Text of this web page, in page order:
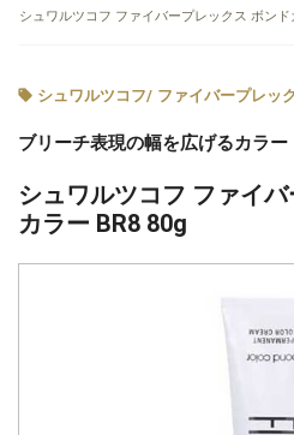
シュワルツコフ ファイバープレックス ボンド
シュワルツコフ/ ファイバープレッ
ブリーチ表現の幅を広げるカラー
シュワルツコフ ファイ
カラー BR8 80g